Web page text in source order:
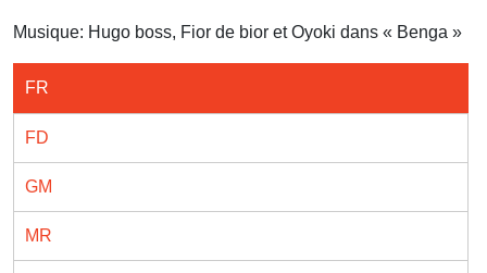
Musique: Hugo boss, Fior de bior et Oyoki dans « Benga »
FR
FD
GM
MR